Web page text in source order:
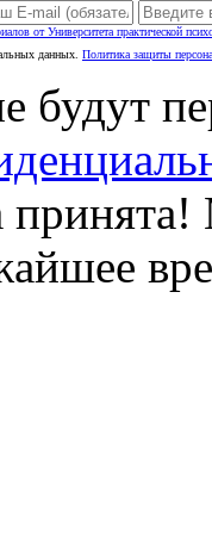
от Университета практической
данных. Политика защиты
будут